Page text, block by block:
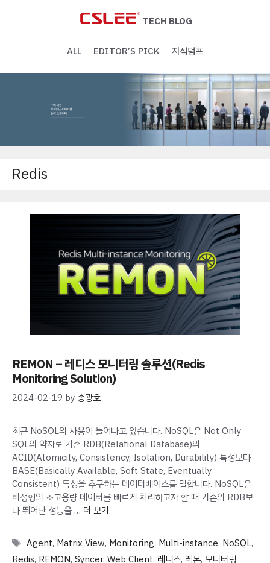
TECH BLOG
ALL EDITOR’S PICK 지식덤프
Redis
REMON – 레디스 모니터링 솔루션(Redis
Monitoring Solution)
2024-02-19 by송광호
최근 NoSQL의 사용이 늘어나고 있습니다. NoSQL은 Not Only
SQL의 약자로 기존 RDB(Relational Database)의
ACID(Atomicity, Consistency, Isolation, Durability) 특성보다
BASE(Basically Available, Soft State, Eventually
Consistent) 특성을 추구하는 데이터베이스를 말합니다. NoSQL은
비정형의 초고용량 데이터를 빠르게 처리하고자 할 때 기존의 RDB보
다 뛰어난 성능을 … 더 보기
Tags
Agent, Matrix View, Monitoring, Multi-instance, NoSQL,
Redis, REMON, Syncer, Web Client, 레디스, 레몬, 모니터링